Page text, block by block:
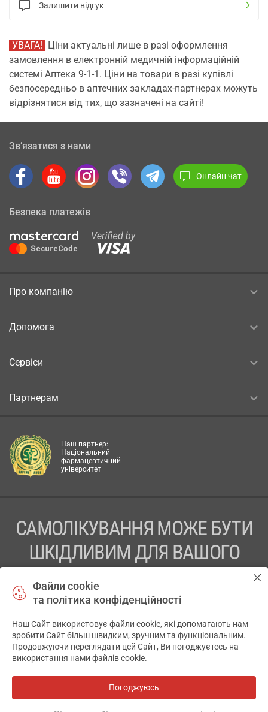
Залишити відгук
УВАГА! Ціни актуальні лише в разі оформлення
замовлення в електронній медичній інформаційній
системі Аптека 9-1-1. Ціни на товари в разі купівлі
безпосередньо в аптечних закладах-партнерах можуть
відрізнятися від тих, що зазначені на сайті!
Зв’язатися з нами
Онлайн чат
Безпека платежів
Про компанію
Допомога
Сервіси
Партнерам
Наш партнер:
Національний
фармацевтичний
університет
САМОЛІКУВАННЯ МОЖЕ БУТИ
ШКІДЛИВИМ ДЛЯ ВАШОГО
ПЕРЕД ЗАСТОСУВАННЯМ ПРЕПАРАТУ ПРОКОНСУЛЬТУЙТЕСЬ
ТОВ «АПТЕКА 911.ЮА» Код ЄДРПОУ 43631965.
Відмова від відповідальності
© 2014-2026. Медична інформаційна система АПТЕКА911.ЮА
Файли cookie
та політика конфіденційності
Наш Сайт використовує файли cookie, які допомагають нам
зробити Сайт більш швидким, зручним та функціональним.
Продовжуючи переглядати цей Сайт, Ви погоджуєтесь на
використання нами файлів cookie.
Погоджуюсь
✕